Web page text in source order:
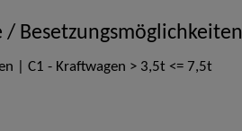
Besetzungsmöglichkeiten
| C1 - Kraftwagen > 3,5t <= 7,5t